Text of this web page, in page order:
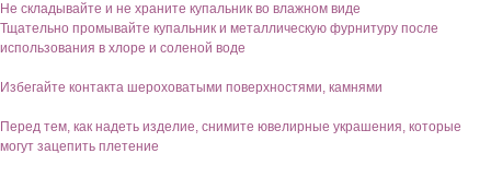
Не складывайте и не храните купальник во влажном виде
Тщательно промывайте купальник и металлическую фурнитуру после
использования в хлоре и соленой воде
Избегайте контакта шероховатыми поверхностями, камнями
Перед тем, как надеть изделие, снимите ювелирные украшения, которые
могут зацепить плетение